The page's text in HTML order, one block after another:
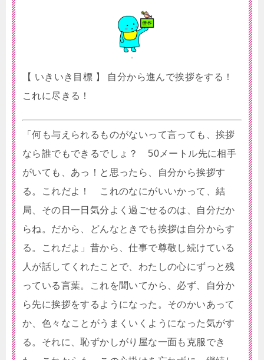
【 いきいき目標 】 自分から進んで挨拶をする！
これに尽きる！
「何も与えられるものがないって言っても、挨拶
なら誰でもできるでしょ？ 50メートル先に相手
がいても、あっ！と思ったら、自分から挨拶す
る。これだよ！ これのなにがいいかって、結
局、その日一日気分よく過ごせるのは、自分だか
らね。だから、どんなときでも挨拶は自分からす
る。これだよ」昔から、仕事で尊敬し続けている
人が話してくれたことで、わたしの心にずっと残
っている言葉。これを聞いてから、必ず、自分か
ら先に挨拶をするようになった。そのかいあって
か、色々なことがうまくいくようになった気がす
る。それに、恥ずかしがり屋な一面も克服でき